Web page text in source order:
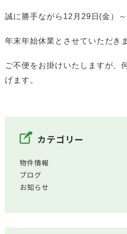
誠に勝手ながら12月29日(金）
年末年始休業とさせていただき
ご不便をお掛けいたしますが、
げます。
カテゴリー
物件情報
ブログ
お知らせ